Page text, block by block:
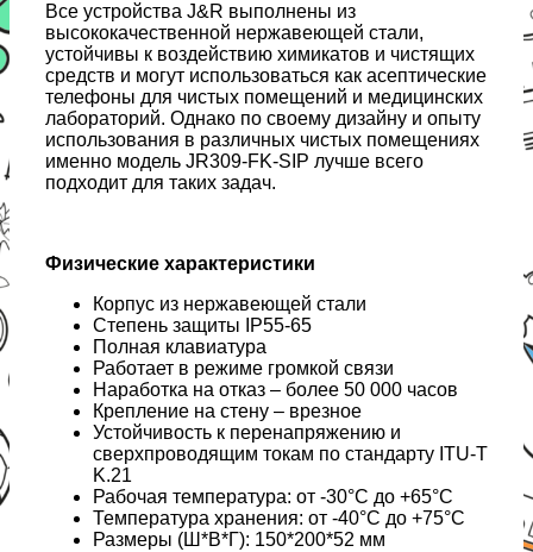
Все устройства J&R выполнены из
высококачественной нержавеющей стали,
устойчивы к воздействию химикатов и чистящих
средств и могут использоваться как асептические
телефоны для чистых помещений и медицинских
лабораторий. Однако по своему дизайну и опыту
использования в различных чистых помещениях
именно модель JR309-FK-SIP лучше всего
подходит для таких задач.
Физические характеристики
Корпус из нержавеющей стали
Степень защиты IP55-65
Полная клавиатура
Работает в режиме громкой связи
Наработка на отказ – более 50 000 часов
Крепление на стену – врезное
Устойчивость к перенапряжению и
сверхпроводящим токам по стандарту ITU-T
K.21
Рабочая температура: от -30°C до +65°C
Температура хранения: от -40°C до +75°C
Размеры (Ш*В*Г): 150*200*52 мм